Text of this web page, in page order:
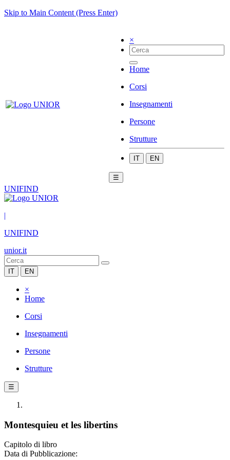
Skip to Main Content (Press Enter)
×
Home
Corsi
Insegnamenti
Persone
Strutture
IT EN
☰
UNIFIND
|
UNIFIND
unior.it
IT EN
×
Home
Corsi
Insegnamenti
Persone
Strutture
☰
Montesquieu et les libertins
Capitolo di libro
Data di Pubblicazione: